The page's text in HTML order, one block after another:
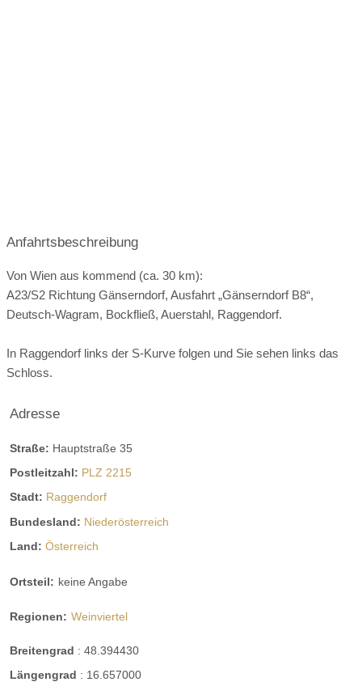
Saal Schloss Raggendorf
Saal Schloss Raggendorf 347 m² - bis zu 300 Gäste
Anfahrtsbeschreibung
Von Wien aus kommend (ca. 30 km):
A23/S2 Richtung Gänserndorf, Ausfahrt „Gänserndorf B8“,
Deutsch-Wagram, Bockfließ, Auerstahl, Raggendorf.
In Raggendorf links der S-Kurve folgen und Sie sehen links das
Schloss.
Adresse
Straße: Hauptstraße 35
Postleitzahl: PLZ 2215
Stadt: Raggendorf
Bundesland: Niederösterreich
Land: Österreich
Ortsteil: keine Angabe
Regionen: Weinviertel
Breitengrad : 48.394430
Längengrad : 16.657000